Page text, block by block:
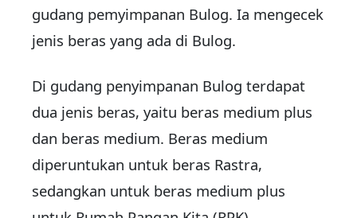
gudang pemyimpanan Bulog. Ia mengecek
jenis beras yang ada di Bulog.
Di gudang penyimpanan Bulog terdapat
dua jenis beras, yaitu beras medium plus
dan beras medium. Beras medium
diperuntukan untuk beras Rastra,
sedangkan untuk beras medium plus